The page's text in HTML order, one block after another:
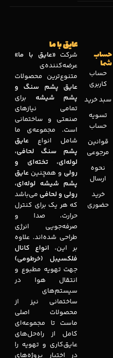
حساب
شما
حساب
کاربری
سبد خرید
تسویه
حساب
قوانین
مرجوعی
نحوه
ارسال
خرید
حضوری
عایق با ما
شرکت«عایق با ما»
عرضه‌کننده‌ی
متنوع‌ترین محصولات
عایق پشم سنگ و
پشم شیشه برای
تمامی نیازهای
صنعتی و ساختمانی
است. مجموعه‌ی ما
شامل انواع عایق
پشم سنگ لحافی،
لوله‌ای، تخته‌ای و
رولی و همچنین عایق
پشم شیشه لوله‌ای،
رولی و لحافی می‌باشد
که هر یک برای کنترل
حرارت، صدا و
صرفه‌جویی انرژی
طراحی شده‌اند. علاوه
بر این، انواع کانال
فلکسیبل (خرطومی)
جهت تهویه مطبوع و
انتقال هوا در
سیستم‌های
ساختمانی نیز از
محصولات اصلی
ماست تا مجموعه‌ای
کامل از راه‌حل‌های
عایق‌کاری و تهویه را
در اختیار پروژه‌های